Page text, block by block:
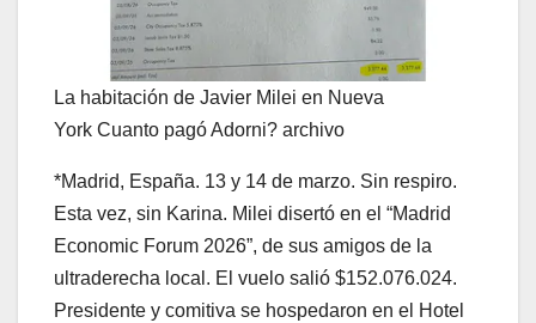
La habitación de Javier Milei en Nueva
York Cuanto pagó Adorni? archivo
*Madrid, España. 13 y 14 de marzo. Sin respiro.
Esta vez, sin Karina. Milei disertó en el “Madrid
Economic Forum 2026”, de sus amigos de la
ultraderecha local. El vuelo salió $152.076.024.
Presidente y comitiva se hospedaron en el Hotel